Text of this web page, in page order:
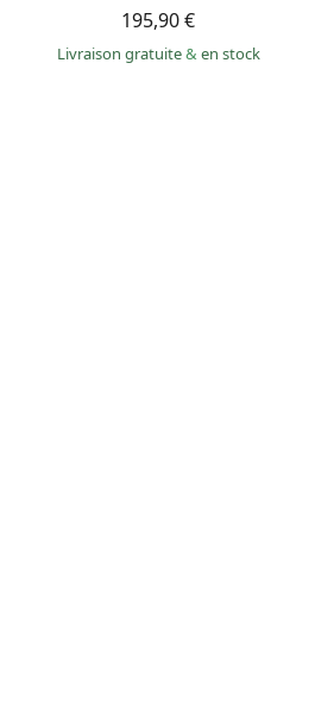
195,90 €
Livraison gratuite& en stock